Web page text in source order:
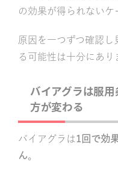
の効果が得られないケ
原因を一つずつ確認し
る可能性は十分にあり
バイアグラは服
方が変わる
バイアグラは1回で効
ん。